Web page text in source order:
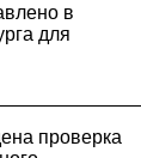
в
для
проверка